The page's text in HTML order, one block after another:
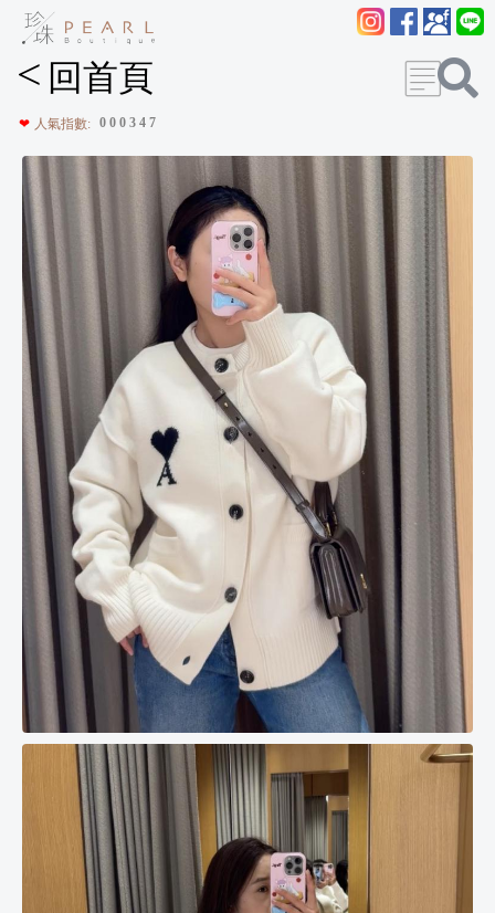
< 回首頁
❤ 人氣指數: 0 0 0 3 4 7